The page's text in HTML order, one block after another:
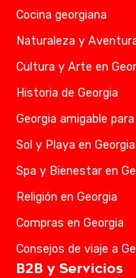
Cocina georgiana
Naturaleza y
Cultura y Arte en
Historia de Georgia
Georgia amigable
Sol y Playa en Georgia
Spa y Bienestar en
Religión en Georgia
Compras en Georgia
Consejos de viaje a
B2B y Servicios